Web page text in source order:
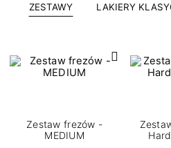
ZESTAWY LAKIERY
Zestaw frezów -
MEDIUM